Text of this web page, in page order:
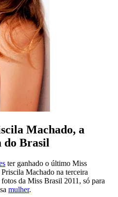
Machado, a
Brasil
ter ganhado o último Miss
Machado na terceira
da Miss Brasil 2011, só para
mulher.